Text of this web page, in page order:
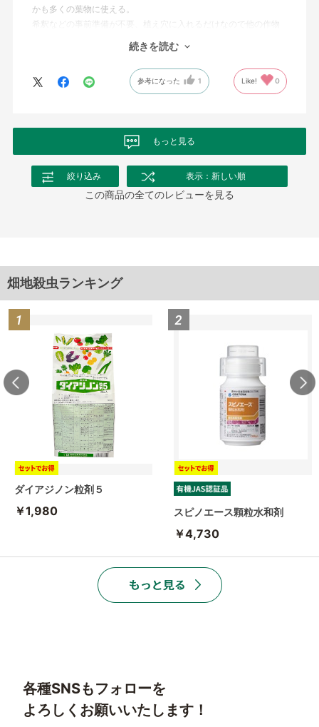
かも多くの葉物に使える。
希釈などの事前準備が不要、植え穴に入れるだけなので他の作物
更に塩素などの元素も含まない。
注意点は蜜蜂への影響が懸念されているので作物に花が咲かない
ように注意していることです。
続きを読む
参考になった 1 Like! 0
もっと見る
絞り込み 表示：新しい順
この商品の全てのレビューを見る
畑地殺虫ランキング
ダイアジノン粒剤５
￥1,980 スピノエース顆粒水和剤
￥4,730
各種SNSもフォローを
よろしくお願いいたします！